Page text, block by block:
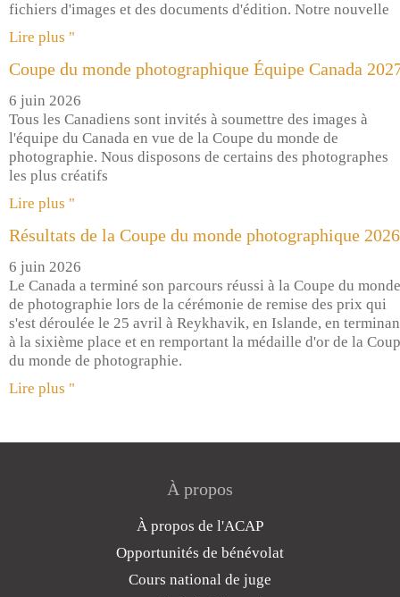
fichiers d'images et des documents d'édition. Notre nouvelle
Lire plus "
Coupe du monde photographique Équipe Canada
6 juin 2026
Tous les Canadiens sont invités à soumettre des images à
l'équipe du Canada en vue de la Coupe du monde de
photographie. Nous disposons de certains des photographes
les plus créatifs
Lire plus "
Résultats de la Coupe du monde photographique 2026
6 juin 2026
Le Canada a terminé son parcours réussi à la Coupe du monde
de photographie lors de la cérémonie de remise des prix qui
s'est déroulée le 25 avril à Reykhavik, en Islande, en
à la sixième place et en remportant la médaille d'or de la
du monde de photographie.
Lire plus "
À propos
À propos de l'ACAP
Opportunités de bénévolat
Cours national de juge